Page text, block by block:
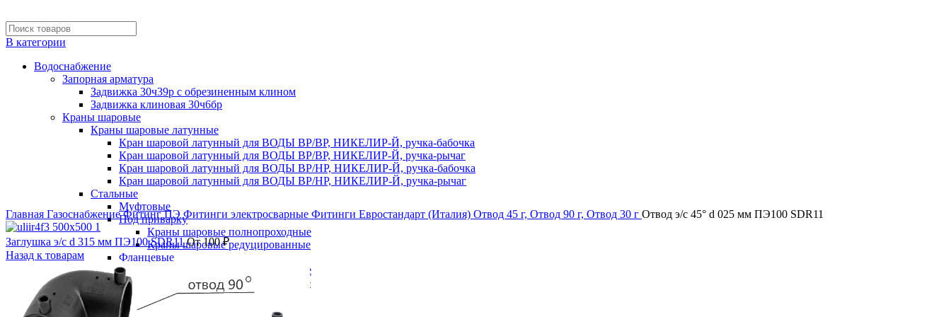
В категории
Водоснабжение
Запорная арматура
Задвижка 30ч39р с обрезиненным клином
Задвижка клиновая 30ч6бр
Краны шаровые
Краны шаровые латунные
Кран шаровой латунный для ВОДЫ ВР/ВР, НИКЕЛИР-Й, ручка-бабочка
Кран шаровой латунный для ВОДЫ ВР/ВР, НИКЕЛИР-Й, ручка-рычаг
Кран шаровой латунный для ВОДЫ ВР/НР, НИКЕЛИР-Й, ручка-бабочка
Кран шаровой латунный для ВОДЫ ВР/НР, НИКЕЛИР-Й, ручка-рычаг
Стальные
Муфтовые
Под приварку
Краны шаровые полнопроходные
Краны шаровые редуцированные
Фланцевые
Краны шаровые полнопроходные
Краны шаровые редуцированные
Пожарная арматура
Гидранты
Нажмите, чтобы увеличить
Главная ГазоснабжениеФитинг ПЭ Фитинги электросварные Фитинги Евростандарт (Италия) Отвод 45 г, Отвод 90 г, Отвод 30 г Отвод э/с 45° d 025 мм ПЭ100 SDR11
Заглушка э/с d 315 мм ПЭ100 SDR11От100₽
Назад к товарам